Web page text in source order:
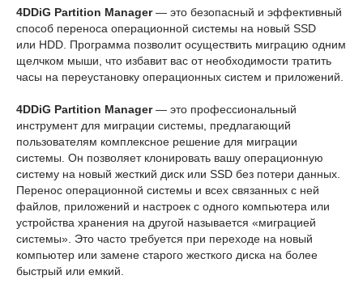
4DDiG Partition Manager— это безопасный и эффективный
способ переноса операционной системы на новый SSD
или HDD. Программа позволит осуществить миграцию одним
щелчком мыши, что избавит вас от необходимости тратить
часы на переустановку операционных систем и приложений.
4DDiG Partition Manager— это профессиональный
инструмент для миграции системы, предлагающий
пользователям комплексное решение для миграции
системы. Он позволяет клонировать вашу операционную
систему на новый жесткий диск или SSD без потери данных.
Перенос операционной системы и всех связанных с ней
файлов, приложений и настроек с одного компьютера или
устройства хранения на другой называется «миграцией
системы». Это часто требуется при переходе на новый
компьютер или замене старого жесткого диска на более
быстрый или емкий.